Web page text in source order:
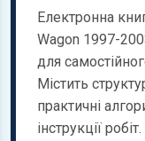
Електронна
Wagon 1997-
для
Містить
практичні
інструкції